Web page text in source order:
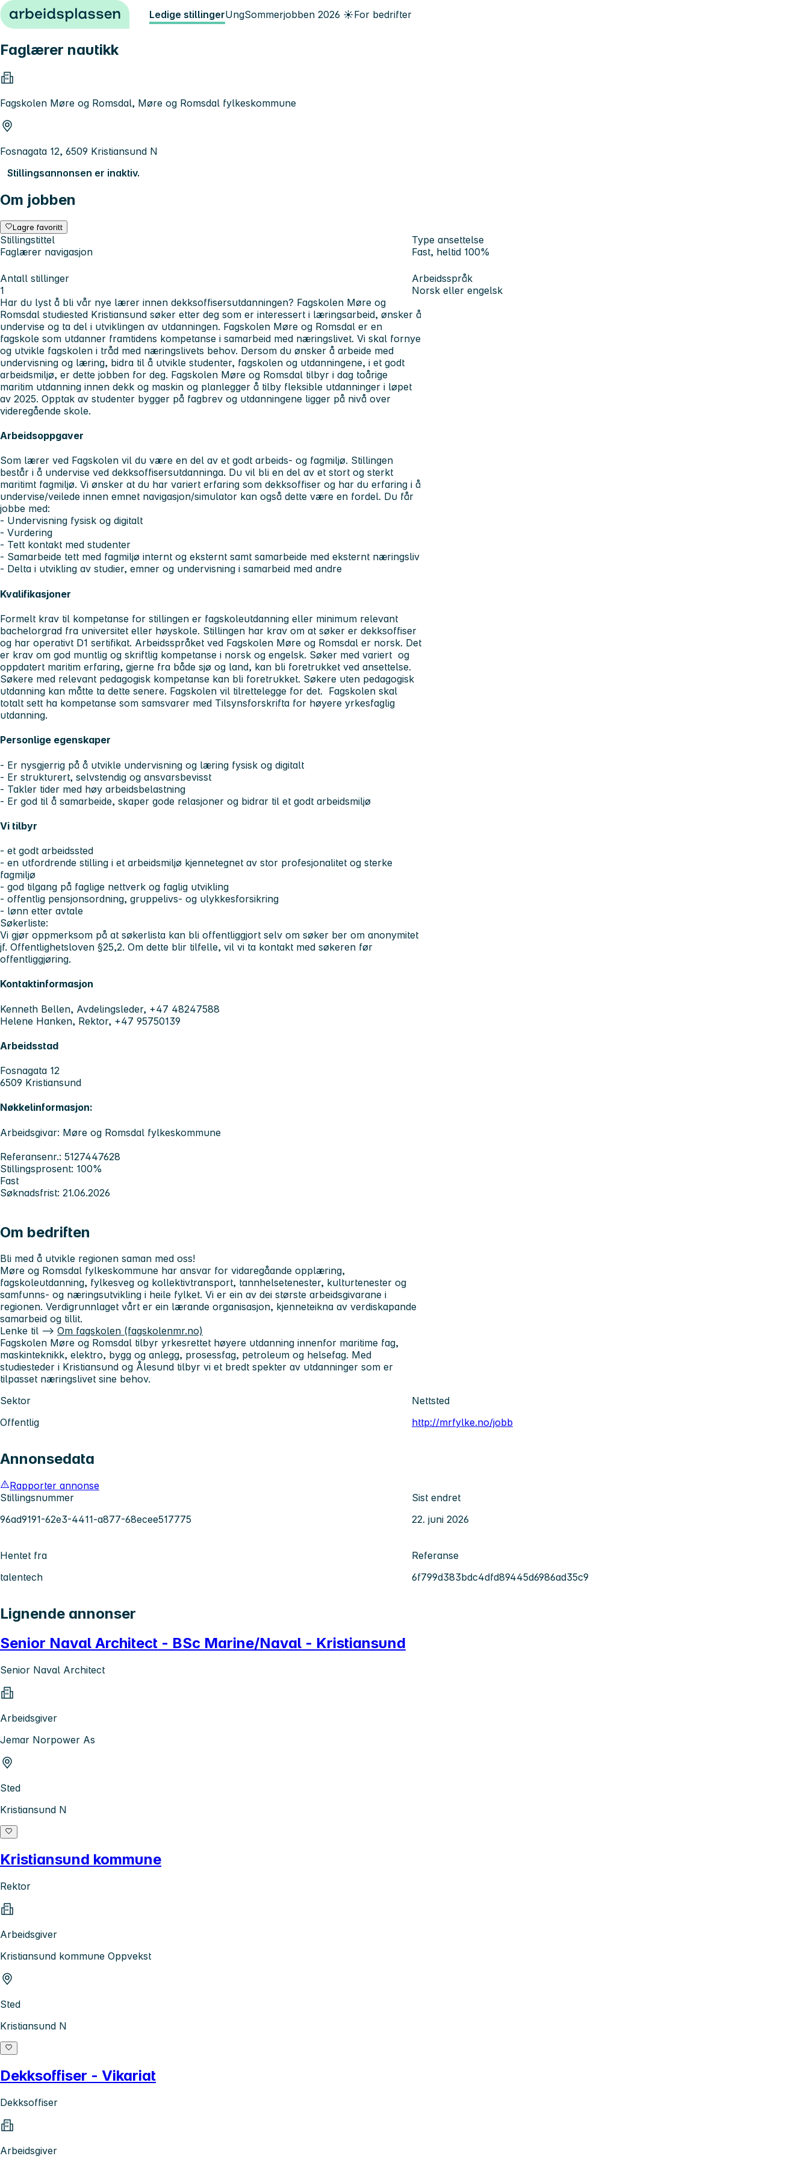
Hopp til innhold Ledige stillingerUngSommerjobben 2026 ☀️For bedrifter
Faglærer nautikk
Fagskolen Møre og Romsdal, Møre og Romsdal fylkeskommune
Fosnagata 12, 6509 Kristiansund N
Stillingsannonsen er inaktiv.
Om jobben
Lagre favoritt
Stillingstittel
Faglærer navigasjon
Type ansettelse
Fast, heltid 100%
Antall stillinger
1
Arbeidsspråk
Norsk eller engelsk
Har du lyst å bli vår nye lærer innen dekksoffisersutdanningen? Fagskolen Møre og
Romsdal studiested Kristiansund søker etter deg som er interessert i læringsarbeid, ønsker å
undervise og ta del i utviklingen av utdanningen. Fagskolen Møre og Romsdal er en
fagskole som utdanner framtidens kompetanse i samarbeid med næringslivet. Vi skal fornye
og utvikle fagskolen i tråd med næringslivets behov. Dersom du ønsker å arbeide med
undervisning og læring, bidra til å utvikle studenter, fagskolen og utdanningene, i et godt
arbeidsmiljø, er dette jobben for deg. Fagskolen Møre og Romsdal tilbyr i dag toårige
maritim utdanning innen dekk og maskin og planlegger å tilby fleksible utdanninger i løpet
av 2025. Opptak av studenter bygger på fagbrev og utdanningene ligger på nivå over
videregående skole.
Arbeidsoppgaver
Som lærer ved Fagskolen vil du være en del av et godt arbeids- og fagmiljø. Stillingen
består i å undervise ved dekksoffisersutdanninga. Du vil bli en del av et stort og sterkt
maritimt fagmiljø. Vi ønsker at du har variert erfaring som dekksoffiser og har du erfaring i å
undervise/veilede innen emnet navigasjon/simulator kan også dette være en fordel. Du får
jobbe med:
- Undervisning fysisk og digitalt
- Vurdering
- Tett kontakt med studenter
- Samarbeide tett med fagmiljø internt og eksternt samt samarbeide med eksternt næringsliv
- Delta i utvikling av studier, emner og undervisning i samarbeid med andre
Kvalifikasjoner
Formelt krav til kompetanse for stillingen er fagskoleutdanning eller minimum relevant
bachelorgrad fra universitet eller høyskole. Stillingen har krav om at søker er dekksoffiser
og har operativt D1 sertifikat. Arbeidsspråket ved Fagskolen Møre og Romsdal er norsk. Det
er krav om god muntlig og skriftlig kompetanse i norsk og engelsk. Søker med variert og
oppdatert maritim erfaring, gjerne fra både sjø og land, kan bli foretrukket ved ansettelse.
Søkere med relevant pedagogisk kompetanse kan bli foretrukket. Søkere uten pedagogisk
utdanning kan måtte ta dette senere. Fagskolen vil tilrettelegge for det. Fagskolen skal
totalt sett ha kompetanse som samsvarer med Tilsynsforskrifta for høyere yrkesfaglig
utdanning.
Personlige egenskaper
- Er nysgjerrig på å utvikle undervisning og læring fysisk og digitalt
- Er strukturert, selvstendig og ansvarsbevisst
- Takler tider med høy arbeidsbelastning
- Er god til å samarbeide, skaper gode relasjoner og bidrar til et godt arbeidsmiljø
Vi tilbyr
- et godt arbeidssted
- en utfordrende stilling i et arbeidsmiljø kjennetegnet av stor profesjonalitet og sterke
fagmiljø
- god tilgang på faglige nettverk og faglig utvikling
- offentlig pensjonsordning, gruppelivs- og ulykkesforsikring
- lønn etter avtale
Søkerliste:
Vi gjør oppmerksom på at søkerlista kan bli offentliggjort selv om søker ber om anonymitet
jf. Offentlighetsloven §25,2. Om dette blir tilfelle, vil vi ta kontakt med søkeren før
offentliggjøring.
Kontaktinformasjon
Kenneth Bellen, Avdelingsleder, +47 48247588
Helene Hanken, Rektor, +47 95750139
Arbeidsstad
Fosnagata 12
6509 Kristiansund
Nøkkelinformasjon:
Arbeidsgivar: Møre og Romsdal fylkeskommune
Referansenr.: 5127447628
Stillingsprosent: 100%
Fast
Søknadsfrist: 21.06.2026
Om bedriften
Bli med å utvikle regionen saman med oss!
Møre og Romsdal fylkeskommune har ansvar for vidaregåande opplæring,
fagskoleutdanning, fylkesveg og kollektivtransport, tannhelsetenester, kulturtenester og
samfunns- og næringsutvikling i heile fylket. Vi er ein av dei største arbeidsgivarane i
regionen. Verdigrunnlaget vårt er ein lærande organisasjon, kjenneteikna av verdiskapande
samarbeid og tillit.
Lenke til --> Om fagskolen (fagskolenmr.no)
Fagskolen Møre og Romsdal tilbyr yrkesrettet høyere utdanning innenfor maritime fag,
maskinteknikk, elektro, bygg og anlegg, prosessfag, petroleum og helsefag. Med
studiesteder i Kristiansund og Ålesund tilbyr vi et bredt spekter av utdanninger som er
tilpasset næringslivet sine behov.
Sektor
Offentlig
Nettsted
http://mrfylke.no/jobb
Annonsedata
Rapporter annonse
Stillingsnummer
96ad9191-62e3-4411-a877-68ecee517775
Sist endret
22. juni 2026
Hentet fra
talentech
Referanse
6f799d383bdc4dfd89445d6986ad35c9
Lignende annonser
Senior Naval Architect - BSc Marine/Naval - Kristiansund
Senior Naval Architect
Arbeidsgiver
Jemar Norpower As
Sted
Kristiansund N
Kristiansund kommune
Rektor
Arbeidsgiver
Kristiansund kommune Oppvekst
Sted
Kristiansund N
Dekksoffiser - Vikariat
Dekksoffiser
Arbeidsgiver